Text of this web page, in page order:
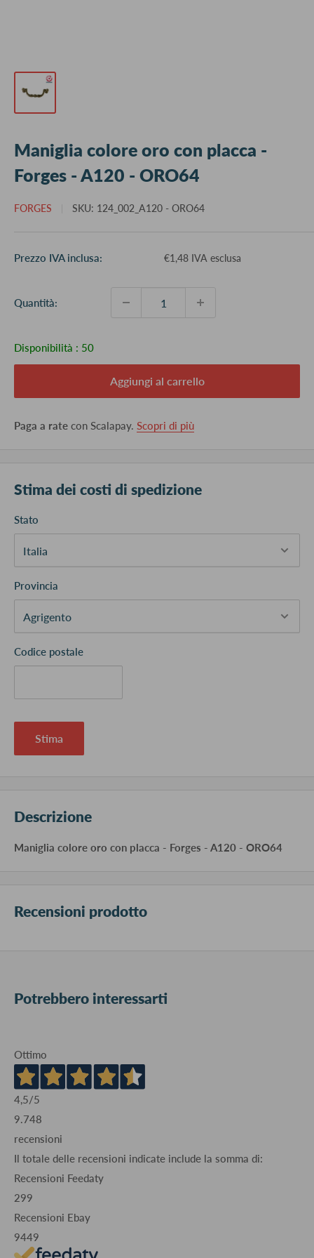
Maniglia colore oro con placca -
Forges - A120 - ORO64
FORGES SKU: 124_002_A120 - ORO64
Prezzo IVA inclusa: €1,48 IVA esclusa
Quantità:
Disponibilità : 50
Aggiungi al carrello
Paga a rate con Scalapay. Scopri di più
Stima dei costi di spedizione
Stato
Provincia
Codice postale
Stima
Descrizione
Maniglia colore oro con placca - Forges - A120 - ORO64
Recensioni prodotto
Potrebbero interessarti
Ottimo
4,5/5
9.748
recensioni
Il totale delle recensioni indicate include la somma di:
Recensioni Feedaty
299
Recensioni Ebay
9449